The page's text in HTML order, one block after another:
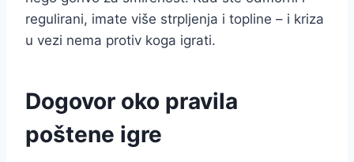
regulirani, imate više strpljenja i topline – i kriza
u vezi nema protiv koga igrati.
Dogovor oko pravila
poštene igre